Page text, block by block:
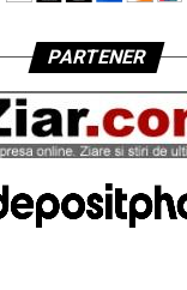
PARTENER